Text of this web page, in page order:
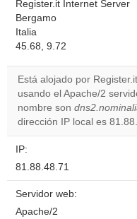
Register.it Internet Server
Bergamo
Italia
45.68, 9.72
Está alojado por
usando el Apache/2
nombre son
dirección IP local es
IP:
81.88.48.71
Servidor web:
Apache/2